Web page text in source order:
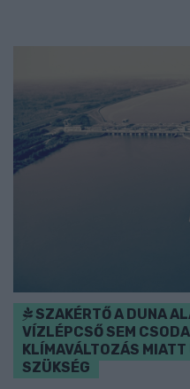
SZAKÉRTŐ A DUNA
VÍZLÉPCSŐ SEM
KLÍMAVÁLTOZÁS
SZÜKSÉG